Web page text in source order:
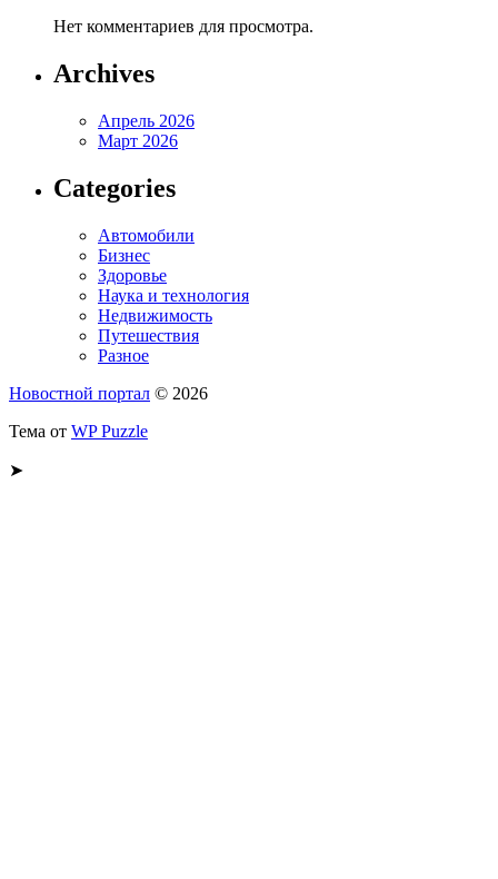
Нет комментариев для просмотра.
Archives
Апрель 2026
Март 2026
Categories
Автомобили
Бизнес
Здоровье
Наука и технология
Недвижимость
Путешествия
Разное
Новостной портал © 2026
Тема от WP Puzzle
➤